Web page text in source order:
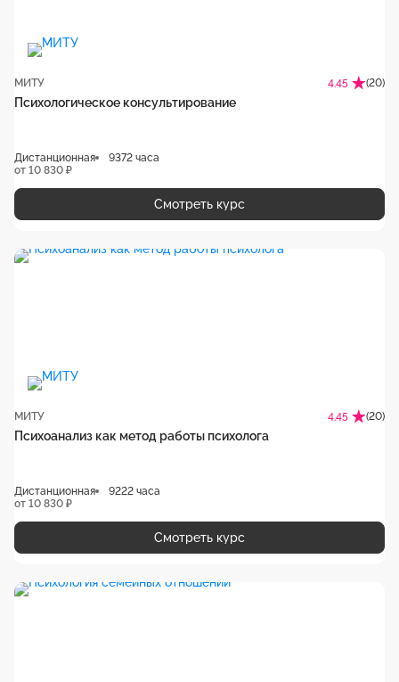
МИТУ 4.45 (20)
Психологическое консультирование
Дистанционная
9372 часа
от 10 830 ₽
Смотреть курс
МИТУ 4.45 (20)
Психоанализ как метод работы психолога
Дистанционная
9222 часа
от 10 830 ₽
Смотреть курс